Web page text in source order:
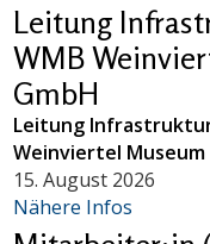
Leitung
WMB
GmbH
Leitung
Weinviertel Museum
15. August 2026
Nähere Infos